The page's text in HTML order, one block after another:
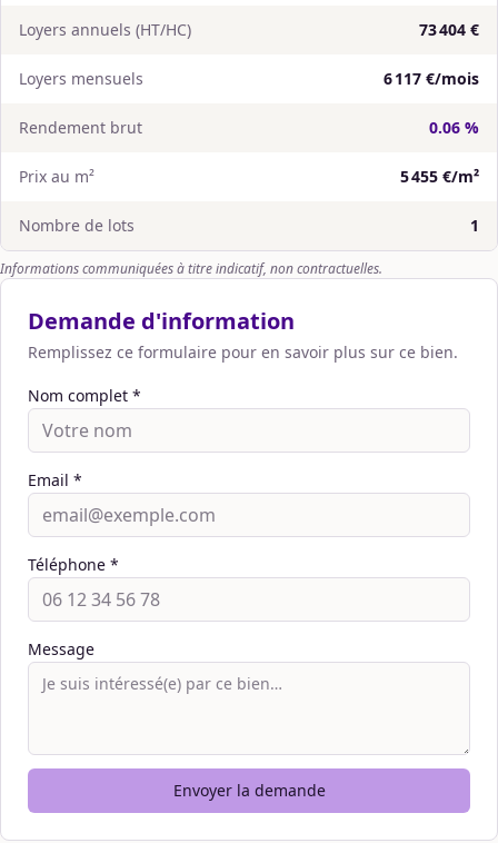
Loyers annuels (HT/HC) 73 404 €
Loyers mensuels 6 117 €/mois
Rendement brut 0.06 %
Prix au m² 5 455 €/m²
Nombre de lots 1
Informations communiquées à titre indicatif, non contractuelles.
Demande d'information
Remplissez ce formulaire pour en savoir plus sur ce bien.
Nom complet *
Email *
Téléphone *
Message
Envoyer la demande